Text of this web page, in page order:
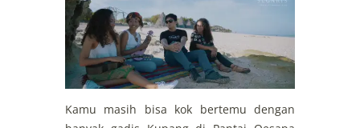
Kamu masih bisa kok bertemu dengan